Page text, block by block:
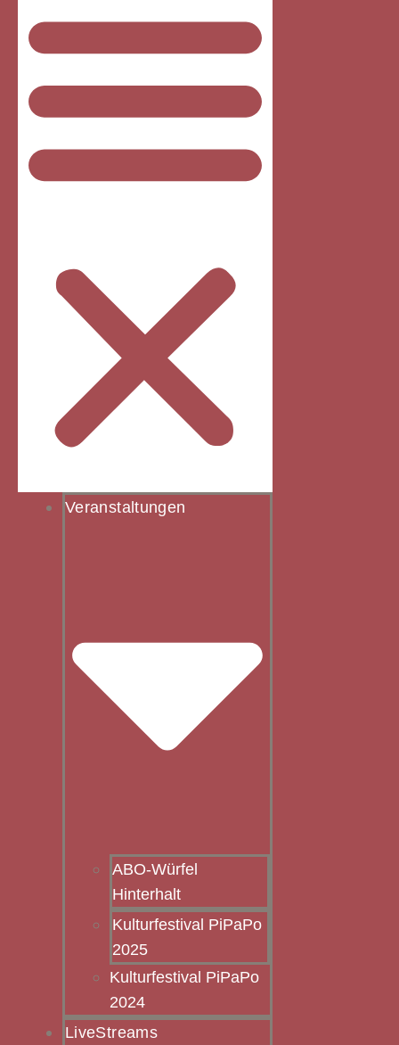
Veranstaltungen
ABO-Würfel
Hinterhalt
Kulturfestival PiPaPo
2025
Kulturfestival PiPaPo
2024
LiveStreams